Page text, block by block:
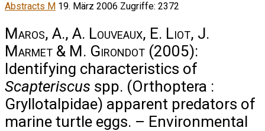
Abstracts M 19. März 2006 Zugriffe: 2372
Maros, A., A. Louveaux, E. Liot, J.
Marmet & M. Girondot (2005):
Identifying characteristics of
Scapteriscus spp. (Orthoptera :
Gryllotalpidae) apparent predators of
marine turtle eggs. – Environmental